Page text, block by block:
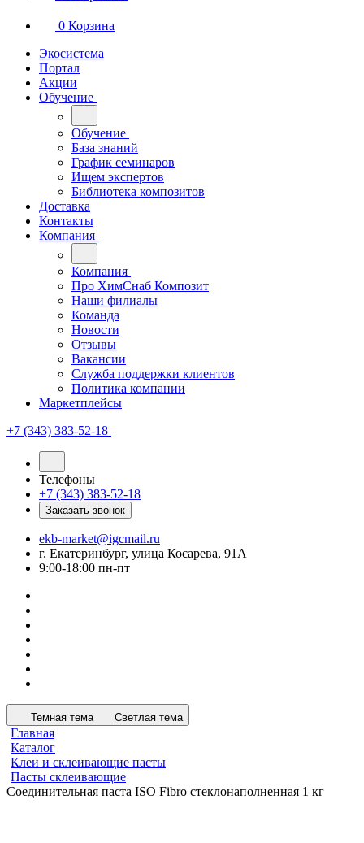
0 Корзина
Экосистема
Портал
Акции
Обучение
Обучение
База знаний
График семинаров
Ищем экспертов
Библиотека композитов
Доставка
Контакты
Компания
Компания
Про ХимСнаб Композит
Наши филиалы
Команда
Новости
Отзывы
Вакансии
Служба поддержки клиентов
Политика компании
Маркетплейсы
+7 (343) 383-52-18
Телефоны
+7 (343) 383-52-18
Заказать звонок
ekb-market@igcmail.ru
г. Екатеринбург, улица Косарева, 91А
9:00-18:00 пн-пт
Темная тема Светлая тема
Главная
Каталог
Клеи и склеивающие пасты
Пасты склеивающие
Соединительная паста ISO Fibro стеклонаполненная 1 кг